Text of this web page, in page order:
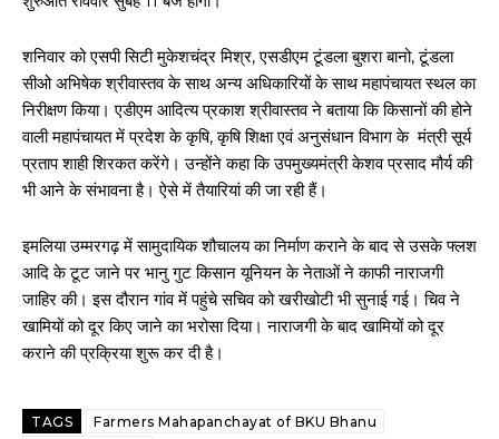
शनिवार को एसपी सिटी मुकेशचंद्र मिश्र, एसडीएम टूंडला बुशरा बानो, टूंडला
सीओ अभिषेक श्रीवास्तव के साथ अन्य अधिकारियों के साथ महापंचायत स्थल का
निरीक्षण किया। एडीएम आदित्य प्रकाश श्रीवास्तव ने बताया कि किसानों की होने
वाली महापंचायत में प्रदेश के कृषि, कृषि शिक्षा एवं अनुसंधान विभाग के मंत्री सूर्य
प्रताप शाही शिरकत करेंगे। उन्होंने कहा कि उपमुख्यमंत्री केशव प्रसाद मौर्य की
भी आने के संभावना है। ऐसे में तैयारियां की जा रही हैं।
इमलिया उम्मरगढ़ में सामुदायिक शौचालय का निर्माण कराने के बाद से उसके फ्लश
आदि के टूट जाने पर भानु गुट किसान यूनियन के नेताओं ने काफी नाराजगी
जाहिर की। इस दौरान गांव में पहुंचे सचिव को खरीखोटी भी सुनाई गई। चिव ने
खामियों को दूर किए जाने का भरोसा दिया। नाराजगी के बाद खामियों को दूर
कराने की प्रक्रिया शुरू कर दी है।
TAGS
Farmers Mahapanchayat of BKU Bhanu